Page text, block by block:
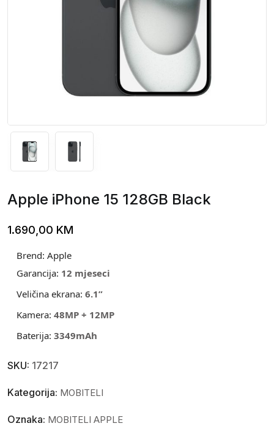
Apple iPhone 15 128GB Black
1.690,00 KM
Brend: Apple
Garancija: 12 mjeseci
Veličina ekrana: 6.1”
Kamera: 48MP + 12MP
Baterija: 3349mAh
SKU: 17217
Kategorija: MOBITELI
Oznaka: MOBITELI APPLE